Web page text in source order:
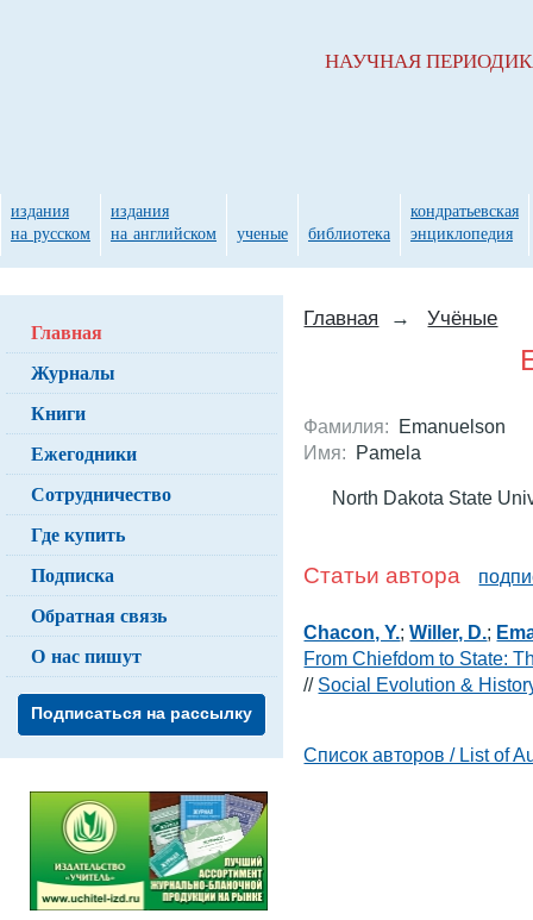
Главная → Учёные
Фамилия: Emanuelson
Имя: Pamela
North Dakota State
Статьи автора
Chacon, Y.;Willer, D.;
From Chiefdom to State:
// Social Evolution &
Список авторов / List of
Главная
Журналы
Книги
Ежегодники
Сотрудничество
Где купить
Подписка
Обратная связь
О нас пишут
Подписаться на рассылку
НАУЧНАЯ
издания
на русском
издания
на английском
ученые библиотека
кондратьевская
энциклопедия